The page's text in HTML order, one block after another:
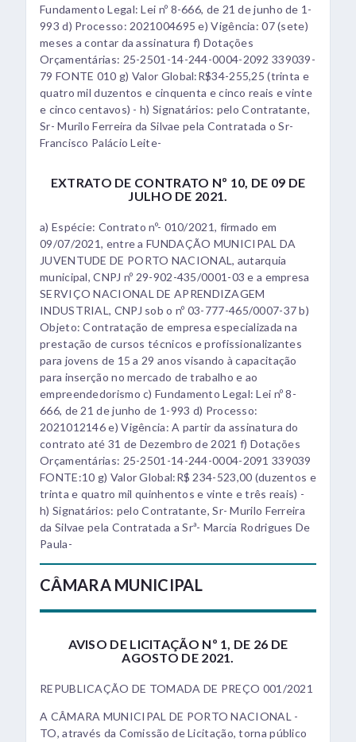
Fundamento Legal: Lei nº 8-666, de 21 de junho de 1-
993 d) Processo: 2021004695 e) Vigência: 07 (sete)
meses a contar da assinatura f) Dotações
Orçamentárias: 25-2501-14-244-0004-2092 339039-
79 FONTE 010 g) Valor Global:R$34-255,25 (trinta e
quatro mil duzentos e cinquenta e cinco reais e vinte
e cinco centavos) - h) Signatários: pelo Contratante,
Sr- Murilo Ferreira da Silvae pela Contratada o Sr-
Francisco Palácio Leite-
EXTRATO DE CONTRATO Nº 10, DE 09 DE
JULHO DE 2021.
a) Espécie: Contrato nº- 010/2021, firmado em
09/07/2021, entre a FUNDAÇÃO MUNICIPAL DA
JUVENTUDE DE PORTO NACIONAL, autarquia
municipal, CNPJ nº 29-902-435/0001-03 e a empresa
SERVIÇO NACIONAL DE APRENDIZAGEM
INDUSTRIAL, CNPJ sob o nº 03-777-465/0007-37 b)
Objeto: Contratação de empresa especializada na
prestação de cursos técnicos e profissionalizantes
para jovens de 15 a 29 anos visando à capacitação
para inserção no mercado de trabalho e ao
empreendedorismo c) Fundamento Legal: Lei nº 8-
666, de 21 de junho de 1-993 d) Processo:
2021012146 e) Vigência: A partir da assinatura do
contrato até 31 de Dezembro de 2021 f) Dotações
Orçamentárias: 25-2501-14-244-0004-2091 339039
FONTE:10 g) Valor Global:R$ 234-523,00 (duzentos e
trinta e quatro mil quinhentos e vinte e três reais) -
h) Signatários: pelo Contratante, Sr- Murilo Ferreira
da Silvae pela Contratada a Srª- Marcia Rodrigues De
Paula-
CÂMARA MUNICIPAL
AVISO DE LICITAÇÃO Nº 1, DE 26 DE
AGOSTO DE 2021.
REPUBLICAÇÃO DE TOMADA DE PREÇO 001/2021
A CÂMARA MUNICIPAL DE PORTO NACIONAL -
TO, através da Comissão de Licitação, torna público